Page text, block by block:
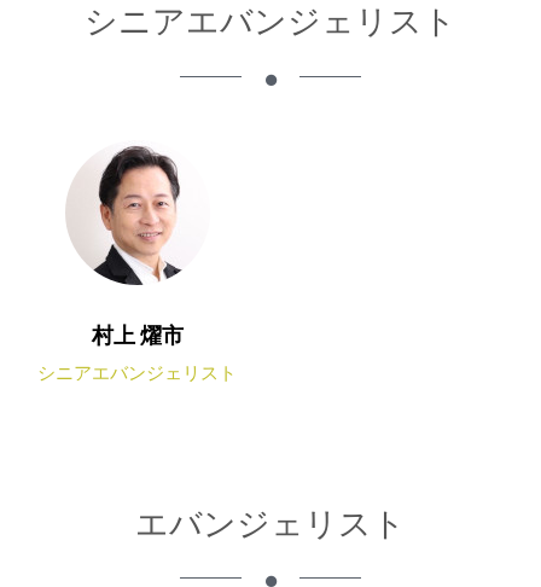
シニアエバンジェリスト
村上 燿市
シニアエバンジェリスト
エバンジェリスト